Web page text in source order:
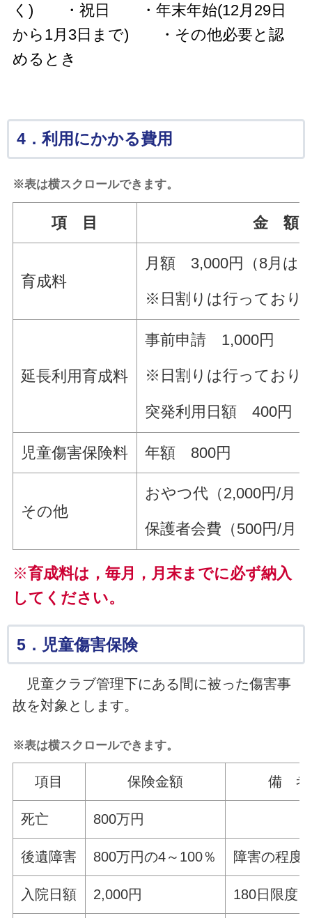
く) ・祝日
・年末年始(12月29日
から1月3日まで)
・その他必要と認
めるとき
4．利用にかかる費用
※表は横スクロールできます。
項 目 金 額
育成料
月額 3,000円（8月は
※日割りは行っており
延長利用育成料
事前申請 1,000円
※日割りは行っており
突発利用日額 400円（
児童傷害保険料 年額 800円
その他
おやつ代（2,000円/月
保護者会費（500円/月
※育成料は，毎月，月末までに必ず納入
してください。
5．児童傷害保険
児童クラブ管理下にある間に被った傷害事
故を対象とします。
※表は横スクロールできます。
項目 保険金額 備 考
死亡 800万円
後遺障害 800万円の4～100％ 障害の程度
入院日額 2,000円 180日限度